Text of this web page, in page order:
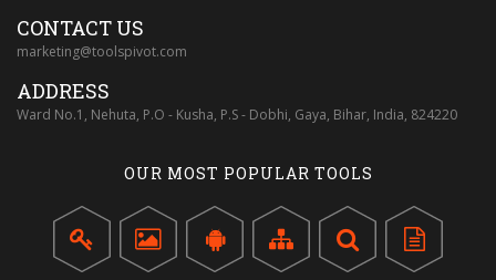
CONTACT US
marketing@toolspivot.com
ADDRESS
Ward No.1, Nehuta, P.O - Kusha, P.S - Dobhi, Gaya, Bihar, India, 824220
OUR MOST POPULAR TOOLS